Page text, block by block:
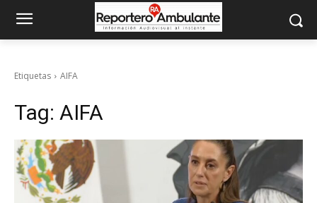
Etiquetas AIFA
Tag: AIFA